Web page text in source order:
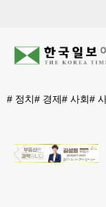
# 정치# 경제# 사회#